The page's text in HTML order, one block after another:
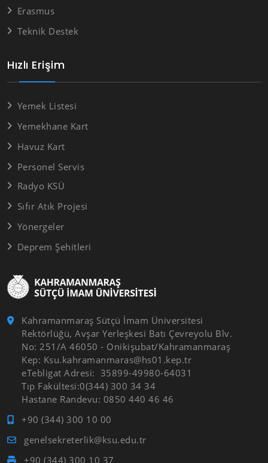
Kahramanmaraş Sütçü İmam Üniversitesi
Rektörlüğü, Avşar Yerleşkesi Batı Çevreyolu Blv.
No: 251/A 46050 - Onikişubat/Kahramanmaraş
Kep: Ksu.kahramanmaras@hs01.kep.tr
eTebligat Adresi: 35899-49980-64031
Tıp Fakültesi:0(344) 300 34 34
Hastane Randevu: 0850 440 46 46
+90 (344) 300 10 00
genelsekreterlik@ksu.edu.tr
+90 (344) 300 10 37
Hızlı Erişim
Yemek Listesi
Yemekhane Kart
Havuz Kart
Personel Servis
Radyo KSÜ
Sıfır Atık Projesi
Yönergeler
Deprem Şehitleri
Erasmus
Teknik Destek